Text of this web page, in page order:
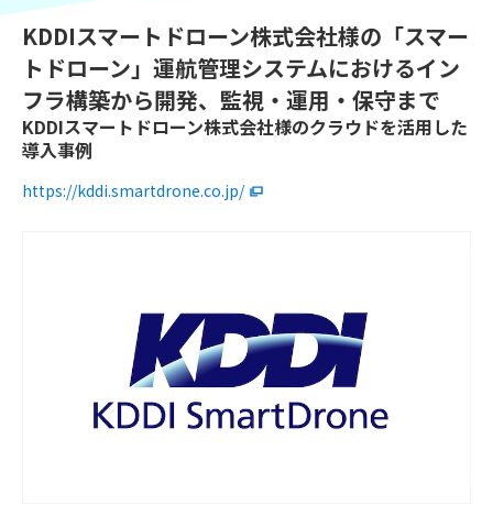
KDDIスマートドローン株式会社様の「スマー
トドローン」運航管理システムにおけるイン
フラ構築から開発、監視・運用・保守まで
KDDIスマートドローン株式会社様のクラウドを活用した
導入事例
https://kddi.smartdrone.co.jp/